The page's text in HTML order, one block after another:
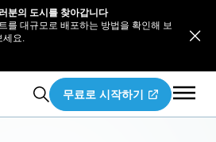
분의 도시를 찾아갑니다
를 대규모로 배포하는 방법을 확인해 보
세요.
무료로 시작하기